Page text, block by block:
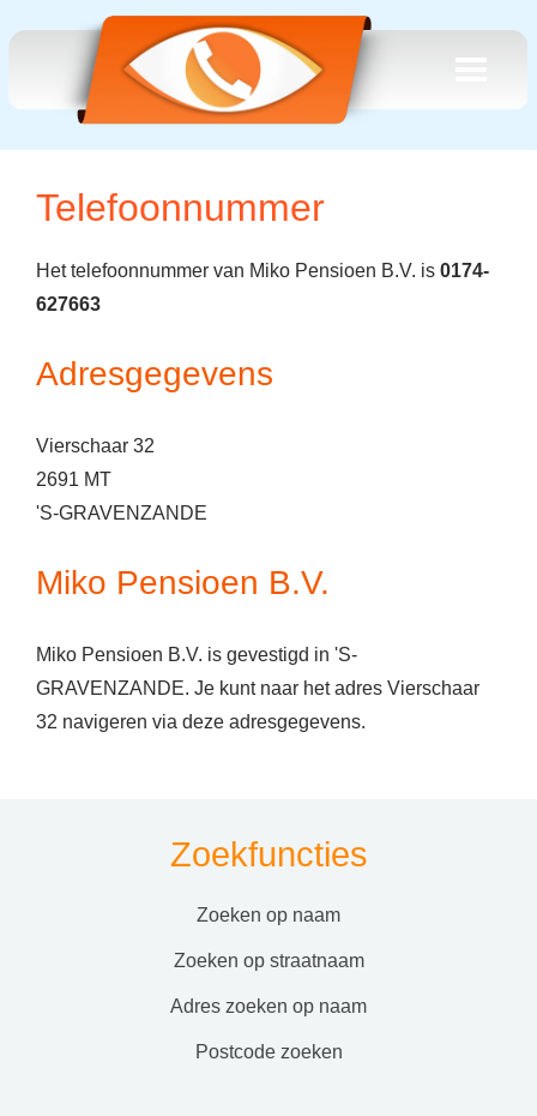
Telefoonnummer
Het telefoonnummer van Miko Pensioen B.V. is 0174-
627663
Adresgegevens
Vierschaar 32
2691 MT
'S-GRAVENZANDE
Miko Pensioen B.V.
Miko Pensioen B.V. is gevestigd in 'S-
GRAVENZANDE. Je kunt naar het adres Vierschaar
32 navigeren via deze adresgegevens.
Zoekfuncties
zoeken op naam
zoeken op straatnaam
adres zoeken op naam
postcode zoeken